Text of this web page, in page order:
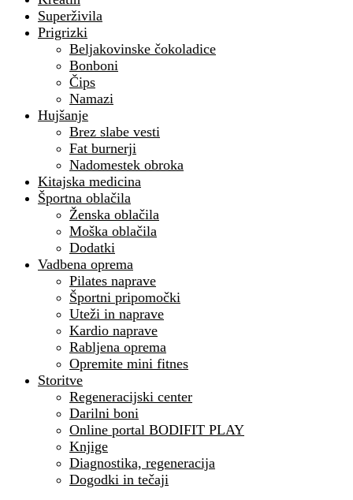
Superživila
Prigrizki
Beljakovinske čokoladice
Bonboni
Čips
Namazi
Hujšanje
Brez slabe vesti
Fat burnerji
Nadomestek obroka
Kitajska medicina
Športna oblačila
Ženska oblačila
Moška oblačila
Dodatki
Vadbena oprema
Pilates naprave
Športni pripomočki
Uteži in naprave
Kardio naprave
Rabljena oprema
Opremite mini fitnes
Storitve
Regeneracijski center
Darilni boni
Online portal BODIFIT PLAY
Knjige
Diagnostika, regeneracija
Dogodki in tečaji